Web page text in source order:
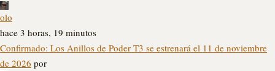
olo
hace 3 horas, 19 minutos
Confirmado: Los Anillos de Poder T3 se estrenará el 11 de noviembre
de 2026 por